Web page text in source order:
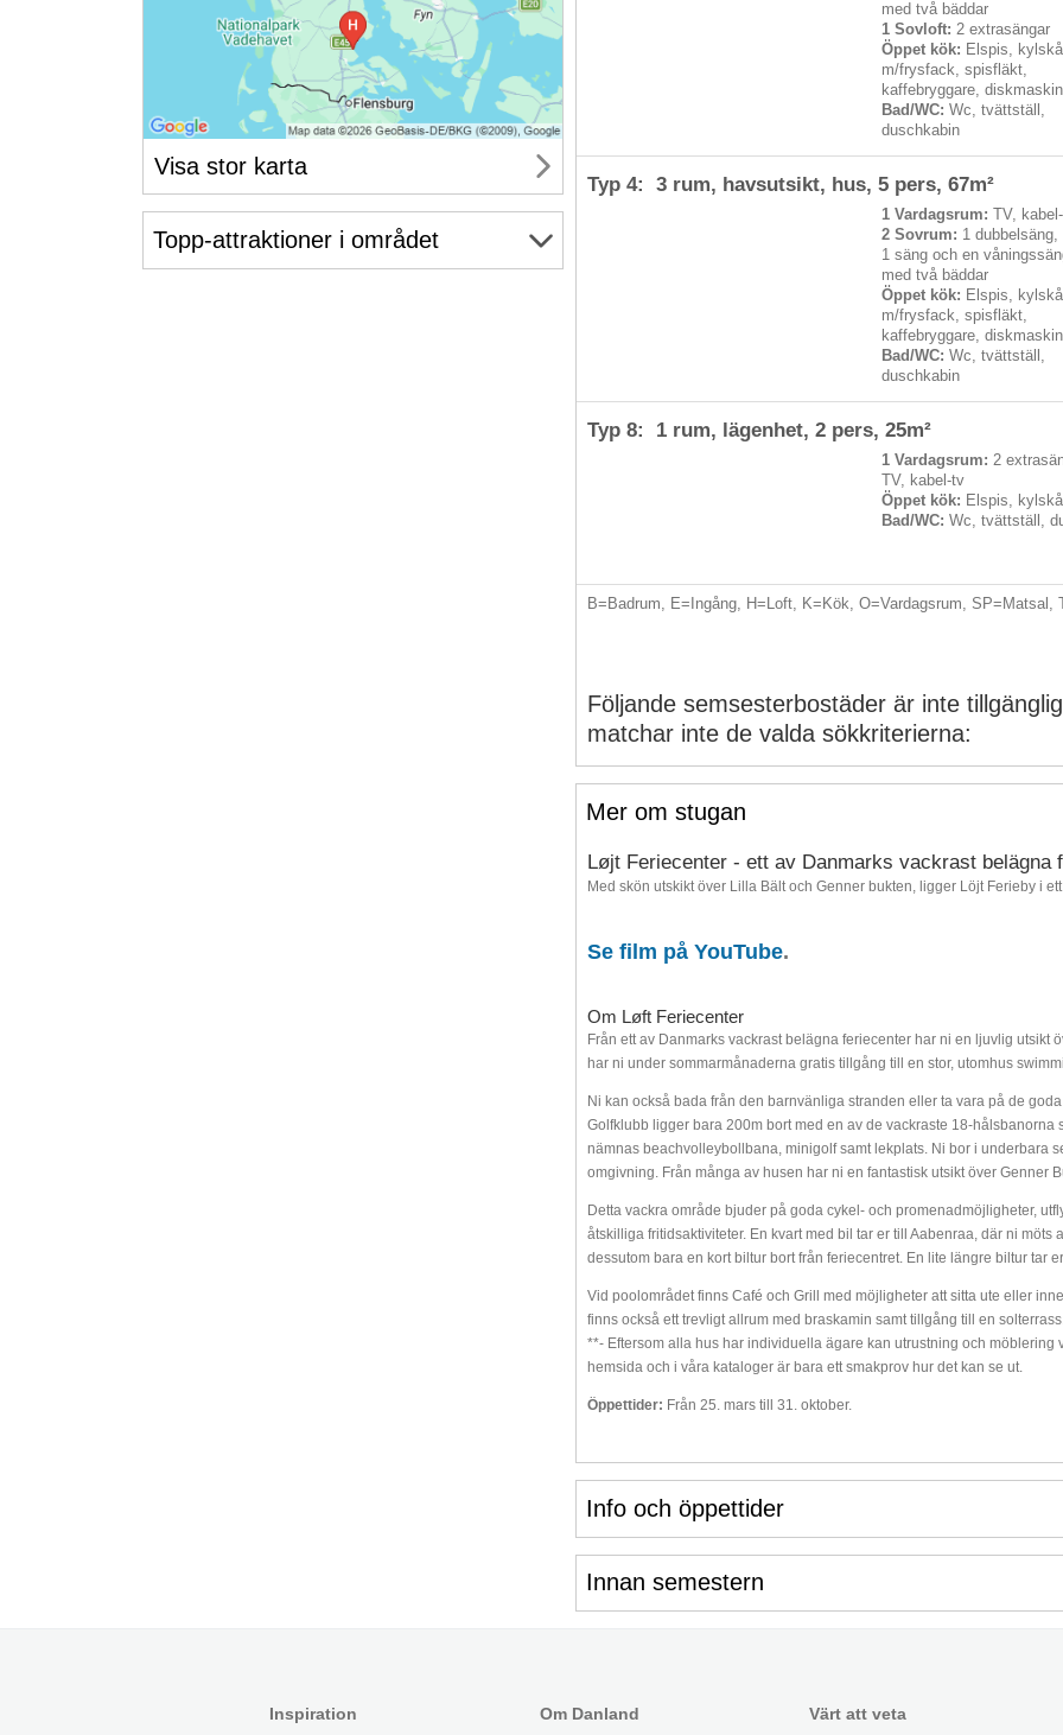
med två bäddar
1 Sovloft: 2 extrasängar
Öppet kök: Elspis,
m/frysfack, spisfläkt,
kaffebryggare, diskmaskin
Bad/WC: Wc, tvättställ,
duschkabin
Typ 4: 3 rum, havsutsikt, hus, 5 pers, 67m²
1 Vardagsrum: TV,
2 Sovrum: 1 dubbelsäng,
1 säng och en
med två bäddar
Öppet kök: Elspis,
m/frysfack, spisfläkt,
kaffebryggare, diskmaskin
Bad/WC: Wc, tvättställ,
duschkabin
Typ 8: 1 rum, lägenhet, 2 pers, 25m²
1 Vardagsrum: 2
TV, kabel-tv
Öppet kök: Elspis,
Bad/WC: Wc, tvättställ,
B=Badrum, E=Ingång, H=Loft, K=Kök, O=Vardagsrum, SP=Matsal,
Följande semsesterbostäder är inte
matchar inte de valda sökkriterierna:
Mer om stugan
Løjt Feriecenter - ett av Danmarks vackrast belägna
Med skön utskikt över Lilla Bält och Genner bukten, ligger Löjt Ferieby i
Se film på YouTube.
Om Løft Feriecenter
Från ett av Danmarks vackrast belägna feriecenter har ni en ljuvlig utsikt
har ni under sommarmånaderna gratis tillgång till en stor, utomhus
Ni kan också bada från den barnvänliga stranden eller ta vara på de
Golfklubb ligger bara 200m bort med en av de vackraste 18-
nämnas beachvolleybollbana, minigolf samt lekplats. Ni bor i underbara
omgivning. Från många av husen har ni en fantastisk utsikt över Genner
Detta vackra område bjuder på goda cykel- och promenadmöjligheter,
åtskilliga fritidsaktiviteter. En kvart med bil tar er till Aabenraa, där ni
dessutom bara en kort biltur bort från feriecentret. En lite längre biltur tar
Vid poolområdet finns Café och Grill med möjligheter att sitta ute eller
finns också ett trevligt allrum med braskamin samt tillgång till en
**- Eftersom alla hus har individuella ägare kan utrustning och möblering
hemsida och i våra kataloger är bara ett smakprov hur det kan se ut.
Öppettider: Från 25. mars till 31. oktober.
Info och öppettider
Innan semestern
Visa stor karta
Topp-attraktioner i området
Inspiration
Om Danland
Värt att veta